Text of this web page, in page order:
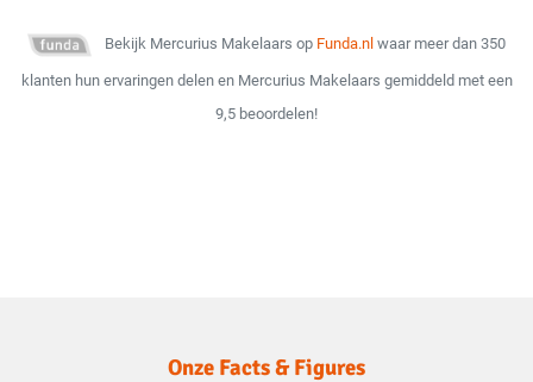
Bekijk Mercurius Makelaars op Funda.nl waar meer dan 350
klanten hun ervaringen delen en Mercurius Makelaars gemiddeld met een
9,5 beoordelen!
Onze Facts & Figures